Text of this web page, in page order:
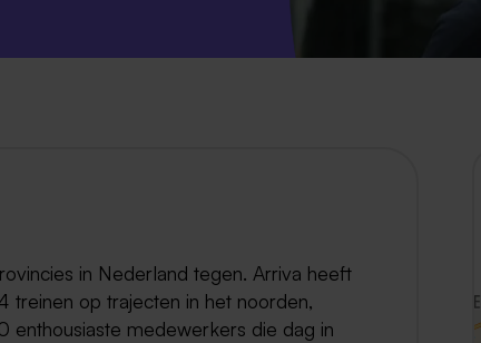
Kerkrade
in Nederland tegen. Arriva heeft
treinen op trajecten in het noorden,
enthousiaste medewerkers die dag in